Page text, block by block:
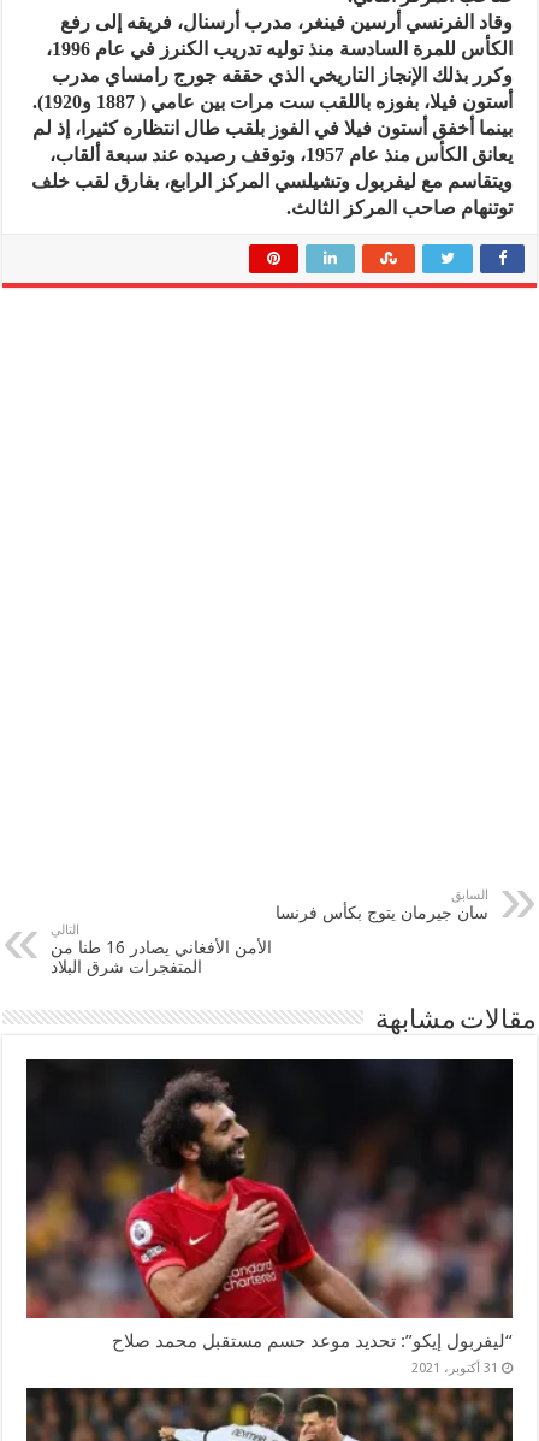
وقاد الفرنسي أرسين فينغر، مدرب أرسنال، فريقه إلى رفع
الكأس للمرة السادسة منذ توليه تدريب الكنرز في عام 1996،
وكرر بذلك الإنجاز التاريخي الذي حققه جورج رامساي مدرب
أستون فيلا، بفوزه باللقب ست مرات بين عامي ( 1887 و1920).
بينما أخفق أستون فيلا في الفوز بلقب طال انتظاره كثيرا، إذ لم
يعانق الكأس منذ عام 1957، وتوقف رصيده عند سبعة ألقاب،
ويتقاسم مع ليفربول وتشيلسي المركز الرابع، بفارق لقب خلف
توتنهام صاحب المركز الثالث.
السابق
سان جيرمان يتوج بكأس فرنسا
التالي
الأمن الأفغاني يصادر 16 طنا من
المتفجرات شرق البلاد
مقالات مشابهة
“ليفربول إيكو”: تحديد موعد حسم مستقبل محمد صلاح
31 أكتوبر، 2021